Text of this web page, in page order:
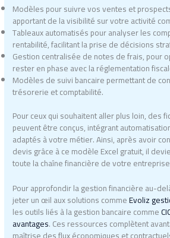
Modèles pour suivre vos ventes et
apportant de la visibilité sur votre activité
Tableaux automatisés pour analyser les
rentabilité, facilitant la prise de décisions
Gestion centralisée de notes de frais, pour
rester en phase avec la réglementation
Modèles de suivi bancaire permettant de
trésorerie et comptabilité.
Pour ceux qui souhaitent aller plus loin, des
peuvent être conçus, intégrant
adaptés à votre métier. Ainsi, après avoir
devis grâce à ce modèle Excel gratuit, il
toute la chaîne financière de votre
Pour approfondir la gestion financière au-
jeter un œil aux solutions commeEvoliz
les outils liés à la gestion bancaire comme
avantages. Ces ressources complètent